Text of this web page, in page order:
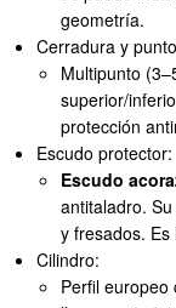
geometría.
Cerradura y
Multipunto
superior/
protección
Escudo protector:
Escudo
antitaladro.
y fresados.
Cilindro:
Perfil